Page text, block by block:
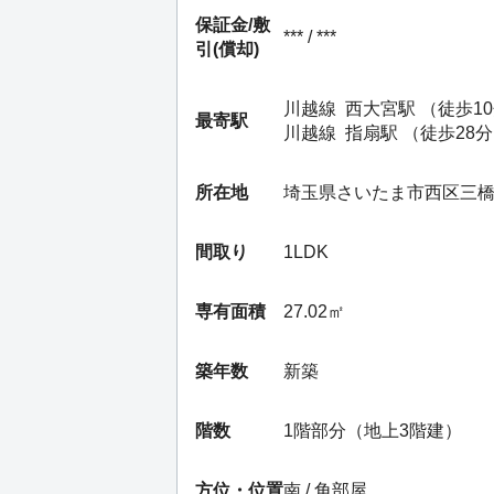
保証金/敷
引(償却)
*** / ***
最寄駅
川越線 西大宮駅 （徒歩10
川越線 指扇駅 （徒歩28分
所在地 埼玉県さいたま市西区三橋
間取り 1LDK
専有面積 27.02㎡
築年数 新築
階数 1階部分（地上3階建）
方位・位置南 / 角部屋